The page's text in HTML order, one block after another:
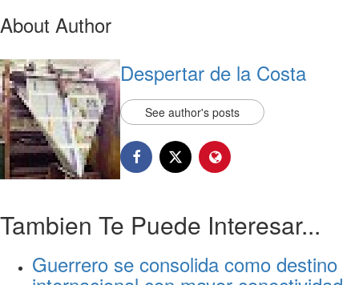
About Author
Despertar de la Costa
See author's posts
Tambien Te Puede Interesar...
Guerrero se consolida como destino